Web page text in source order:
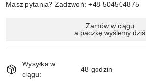
Masz pytania? Zadzwoń: +48 504504875
Wyślij
dostawa
Zamów w ciągu
a paczkę wyślemy dziś
Wysyłka w
ciągu:
48 godzin